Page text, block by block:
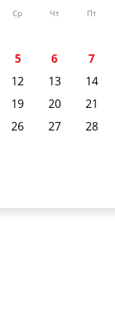
Ср Чт Пт
5 6 7
12 13 14
19 20 21
26 27 28